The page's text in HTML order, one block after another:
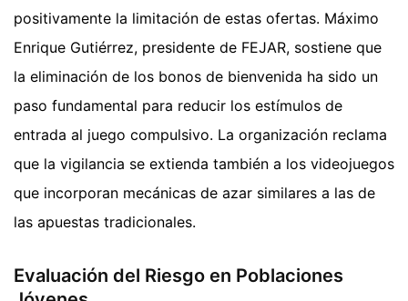
positivamente la limitación de estas ofertas. Máximo
Enrique Gutiérrez, presidente de FEJAR, sostiene que
la eliminación de los bonos de bienvenida ha sido un
paso fundamental para reducir los estímulos de
entrada al juego compulsivo. La organización reclama
que la vigilancia se extienda también a los videojuegos
que incorporan mecánicas de azar similares a las de
las apuestas tradicionales.
Evaluación del Riesgo en Poblaciones